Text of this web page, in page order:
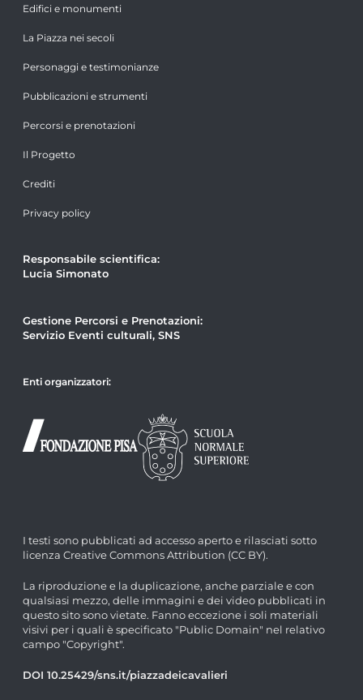
Edifici e monumenti
La Piazza nei secoli
Personaggi e testimonianze
Pubblicazioni e strumenti
Percorsi e prenotazioni
Il Progetto
Crediti
Privacy policy
Responsabile scientifica:
Lucia Simonato
Gestione Percorsi e Prenotazioni:
Servizio Eventi culturali, SNS
Enti organizzatori:
I testi sono pubblicati ad accesso aperto e rilasciati sotto
licenza Creative Commons Attribution (CC BY).
La riproduzione e la duplicazione, anche parziale e con
qualsiasi mezzo, delle immagini e dei video pubblicati in
questo sito sono vietate. Fanno eccezione i soli materiali
visivi per i quali è specificato "Public Domain" nel relativo
campo "Copyright".
DOI 10.25429/sns.it/piazzadeicavalieri